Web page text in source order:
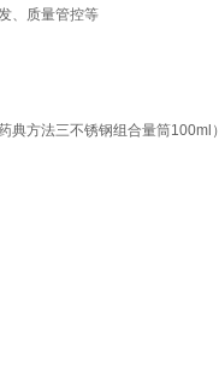
、质量管控等
方法三不锈钢组合量筒100ml）